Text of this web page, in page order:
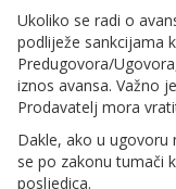
Ukoliko se radi o
podliježe sankcijama
Predugovora/
iznos avansa. Važno
Prodavatelj mora
Dakle, ako u ugovoru
se po zakonu tumači
posljedica.